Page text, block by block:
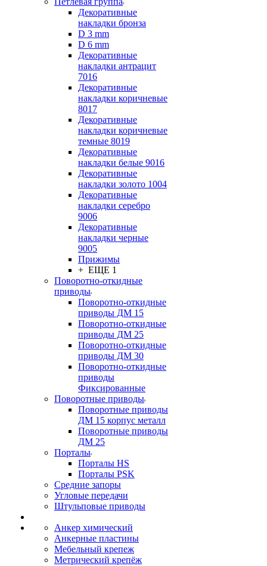
Декоративные
накладки бронза
D 3 mm
D 6 mm
Декоративные
накладки антрацит
7016
Декоративные
накладки коричневые
8017
Декоративные
накладки коричневые
темные 8019
Декоративные
накладки белые 9016
Декоративные
накладки золото 1004
Декоративные
накладки серебро
9006
Декоративные
накладки черные
9005
Прижимы
+ ЕЩЕ 1
Поворотно-откидные
приводы
Поворотно-откидные
приводы ДМ 15
Поворотно-откидные
приводы ДМ 25
Поворотно-откидные
приводы ДМ 30
Поворотно-откидные
приводы
Фиксированные
Поворотные приводы
Поворотные приводы
ДМ 15 корпус металл
Поворотные приводы
ДМ 25
Порталы
Порталы HS
Порталы PSK
Средние запоры
Угловые передачи
Штульповые приводы
Анкер химический
Анкерные пластины
Мебельный крепеж
Метрический крепёж